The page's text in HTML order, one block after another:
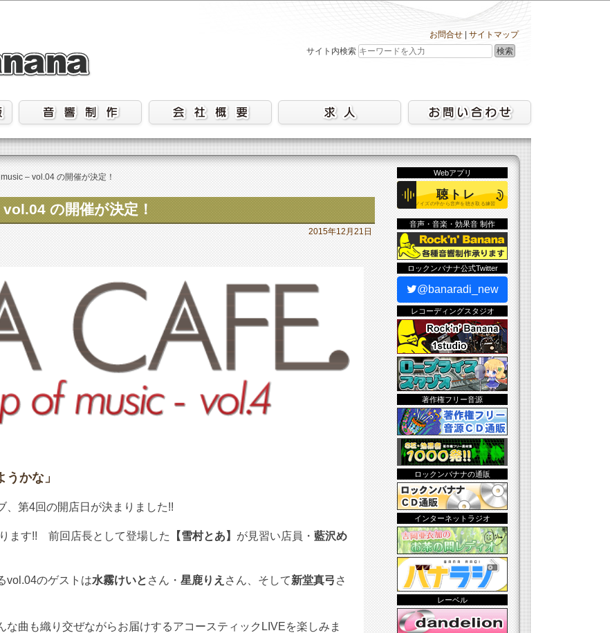
お問合せ
サイトマップ
サイト内検索
検索
– vol.04 の開催が決定！
の開催が決定！
2015年12月21日
かな」
、第4回の開店日が決まりました!!
ます!! 前回店長として登場した 【雪村とあ】 が見習い店員・ 藍沢め
vol.04のゲストは水霧けいと さん・ 星鹿りえ さん、そして新堂真弓 さ
曲も織り交ぜながらお届けするアコースティックLIVEを楽しみま
Webアプリ
音声・音楽・効果音 制作
ロックンバナナ公式Twitter
@banaradi_new
レコーディングスタジオ
著作権フリー音源
ロックンバナナの通販
インターネットラジオ
レーベル